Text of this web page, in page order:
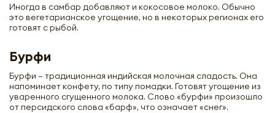
Иногда в самбар добавляют и кокосовое молоко. Обычно
это вегетарианское угощение, но в некоторых регионах его
готовят с рыбой.
Бурфи
Бурфи – традиционная индийская молочная сладость. Она
напоминает конфету, по типу помадки. Готовят угощение из
уваренного сгущенного молока. Слово «бурфи» произошло
от персидского слова «барф», что означает «снег».